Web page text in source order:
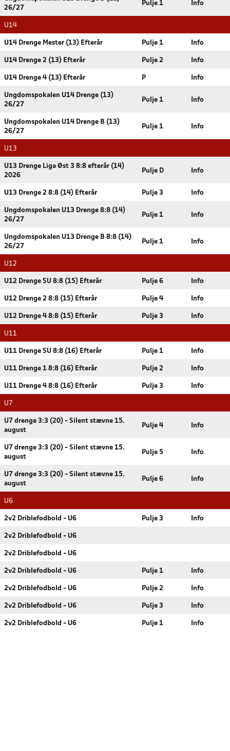
26/27
Pulje 1 Info
U14
U14 Drenge Mester (13) Efterår Pulje 1 Info
U14 Drenge 2 (13) Efterår Pulje 2 Info
U14 Drenge 4 (13) Efterår P Info
Ungdomspokalen U14 Drenge (13)
26/27
Pulje 1 Info
Ungdomspokalen U14 Drenge B (13)
26/27
Pulje 1 Info
U13
U13 Drenge Liga Øst 3 8:8 efterår (14)
2026
Pulje D Info
U13 Drenge 2 8:8 (14) Efterår Pulje 3 Info
Ungdomspokalen U13 Drenge 8:8 (14)
26/27
Pulje 1 Info
Ungdomspokalen U13 Drenge B 8:8 (14)
26/27
Pulje 1 Info
U12
U12 Drenge SU 8:8 (15) Efterår Pulje 6 Info
U12 Drenge 2 8:8 (15) Efterår Pulje 4 Info
U12 Drenge 4 8:8 (15) Efterår Pulje 3 Info
U11
U11 Drenge SU 8:8 (16) Efterår Pulje 1 Info
U11 Drenge 1 8:8 (16) Efterår Pulje 2 Info
U11 Drenge 4 8:8 (16) Efterår Pulje 3 Info
U7
U7 drenge 3:3 (20) - Silent stævne 15.
august
Pulje 4 Info
U7 drenge 3:3 (20) - Silent stævne 15.
august
Pulje 5 Info
U7 drenge 3:3 (20) - Silent stævne 15.
august
Pulje 6 Info
U6
2v2 Driblefodbold - U6 Pulje 3 Info
2v2 Driblefodbold - U6
2v2 Driblefodbold - U6
2v2 Driblefodbold - U6 Pulje 1 Info
2v2 Driblefodbold - U6 Pulje 2 Info
2v2 Driblefodbold - U6 Pulje 3 Info
2v2 Driblefodbold - U6 Pulje 1 Info